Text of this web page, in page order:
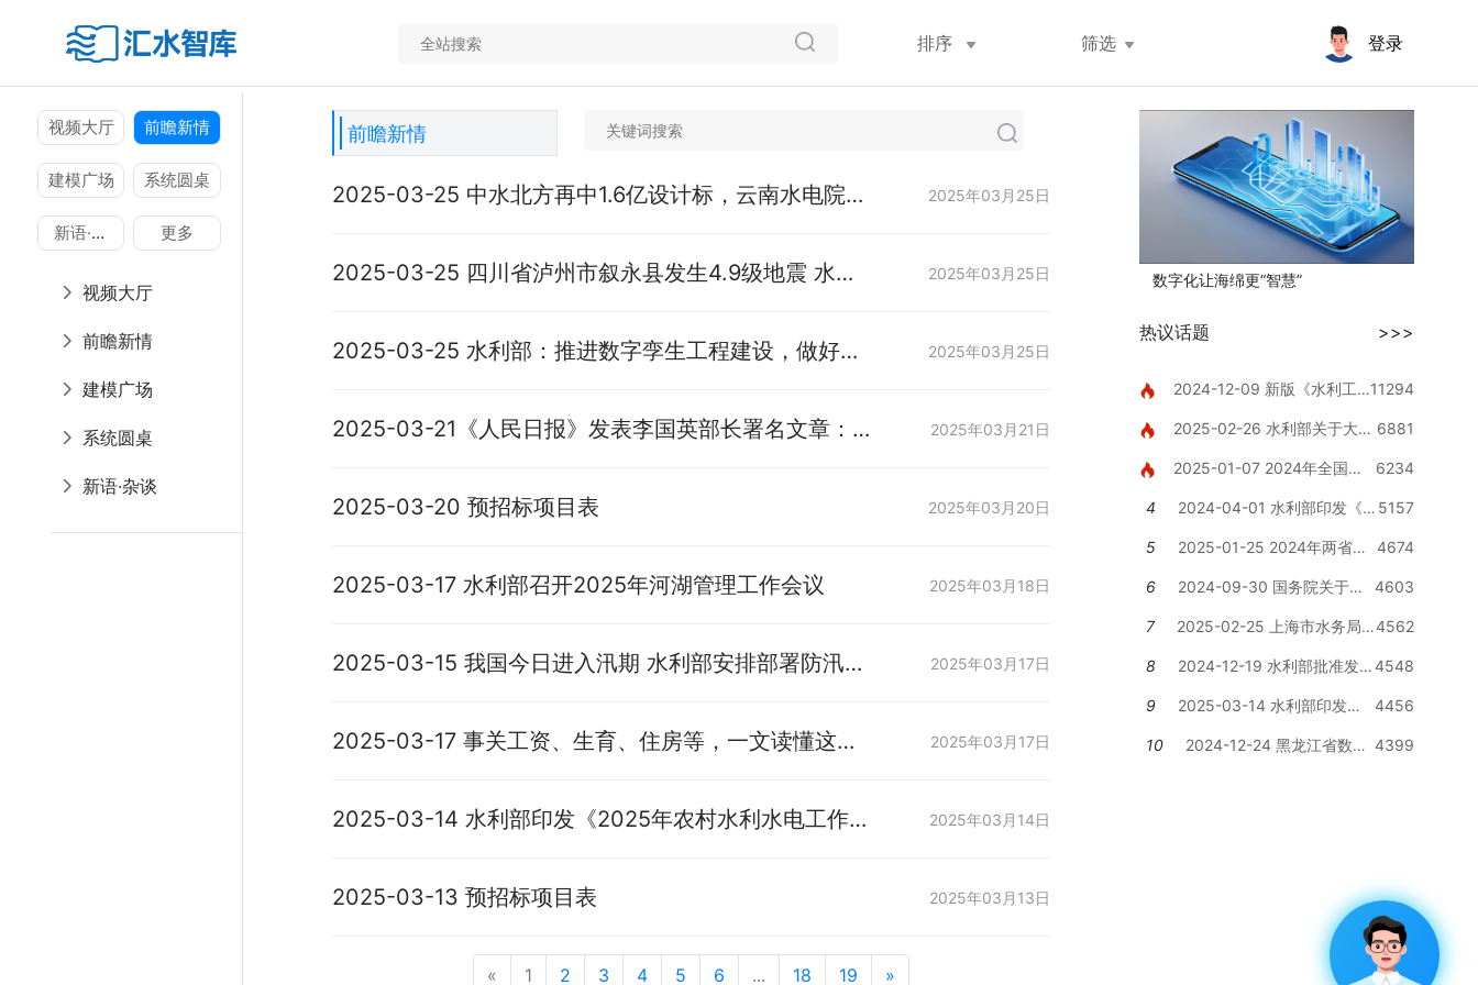
排序 筛选 登录
视频大厅 前瞻新情
建模广场 系统圆桌
新语·杂
谈
更多
视频大厅
前瞻新情
建模广场
系统圆桌
新语·杂谈
前瞻新情
2025-03-25 中水北方再中1.6亿设计标，云南水电院拿
2025年03月25日
2025-03-25 四川省泸州市叙永县发生4.9级地震 水利
2025年03月25日
2025-03-25 水利部：推进数字孪生工程建设，做好智
2025年03月25日
2025-03-21《人民日报》发表李国英部长署名文章：
2025年03月21日
2025-03-20 预招标项目表 2025年03月20日
2025-03-17 水利部召开2025年河湖管理工作会议 2025年03月18日
2025-03-15 我国今日进入汛期 水利部安排部署防汛工
2025年03月17日
2025-03-17 事关工资、生育、住房等，一文读懂这份
2025年03月17日
2025-03-14 水利部印发《2025年农村水利水电工作
2025年03月14日
2025-03-13 预招标项目表 2025年03月13日
« 1 2 3 4 5 6 ... 18 19 »
数字化让海绵更“智慧”
热议话题 >>>
11294
6881
6234
4
导意见》的通知
5157
5
些省份公布全年完成水利投资金
额？
4674
6
—2035年）》的批复
4603
7 4562
8 4548
9 4456
10 4399